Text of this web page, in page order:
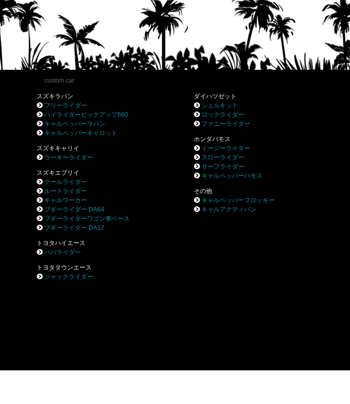
custom car
スズキラパン
フリーライダー
ハイライダーピックアップ660
キャルペッパーラパン
キャルペッパーキャロット
スズキキャリイ
ウーキーライダー
スズキエブリイ
クールライダー
ルートライダー
キャルワーカー
ブギーライダー DA64
ブギーライダーワゴン車ベース
ブギーライダー DA17
トヨタハイエース
パパライダー
トヨタタウンエース
ジャックライダー
.
ダイハツゼット
シェルキット
ロックライダー
ファニーライダー
ホンダバモス
イージーライダー
スローライダー
サーフライダー
キャルペッパーバモス
その他
キャルペッパーフロッギー
キャルアクティバン